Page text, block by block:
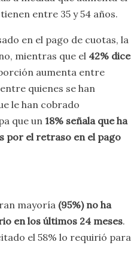
entre 35 y 54 años.
en el pago de cuotas, la
mientras que el 42% dice
aumenta entre
quienes se han
le han cobrado
que un 18% señala que ha
por el retraso en el pago
mayoría (95%) no ha
en los últimos 24 meses.
el 58% lo requirió para